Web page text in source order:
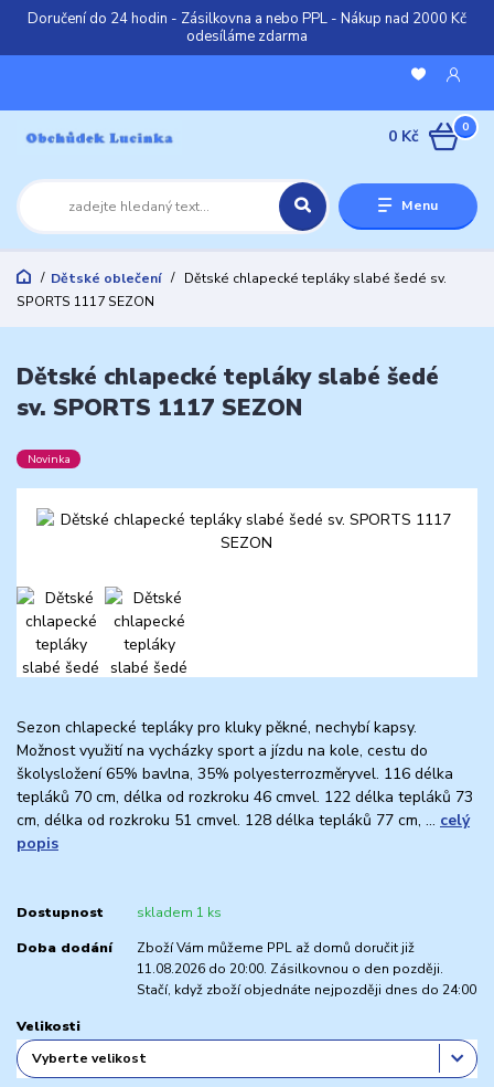
Doručení do 24 hodin - Zásilkovna a nebo PPL - Nákup nad 2000 Kč
odesíláme zdarma
Menu
0
0 Kč
Dětské oblečení
Dětské chlapecké tepláky slabé šedé sv.
SPORTS 1117 SEZON
Dětské chlapecké tepláky slabé šedé
sv. SPORTS 1117 SEZON
Novinka
Sezon chlapecké tepláky pro kluky pěkné, nechybí kapsy.
Možnost využití na vycházky sport a jízdu na kole, cestu do
školysložení 65% bavlna, 35% polyesterrozměryvel. 116 délka
tepláků 70 cm, délka od rozkroku 46 cmvel. 122 délka tepláků 73
cm, délka od rozkroku 51 cmvel. 128 délka tepláků 77 cm, ... celý
popis
Dostupnost skladem 1 ks
Doba dodání
Zboží Vám můžeme PPL až domů doručit již
11.08.2026 do 20:00. Zásilkovnou o den později.
Stačí, když zboží objednáte nejpozději dnes do 24:00
Velikosti